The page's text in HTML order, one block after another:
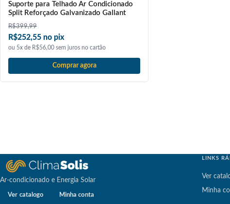
Suporte para Telhado Ar Condicionado
Split Reforçado Galvanizado Gallant
R$399,99
R$252,55 no pix
ou 5x de R$56,00 sem juros no cartão
Comprar agora
Ar-condicionado e Energia Solar
Ver catalogo Minha conta
LINKS
Ver
Minha